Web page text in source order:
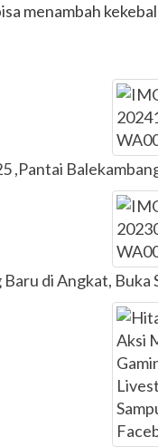
menambah
,Pantai
Baru di Angkat, Buka